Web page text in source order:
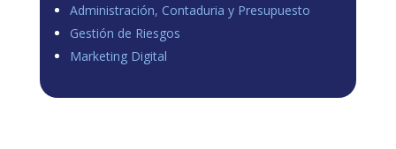
Administración, Contaduria y Presupuesto
Gestión de Riesgos
Marketing Digital